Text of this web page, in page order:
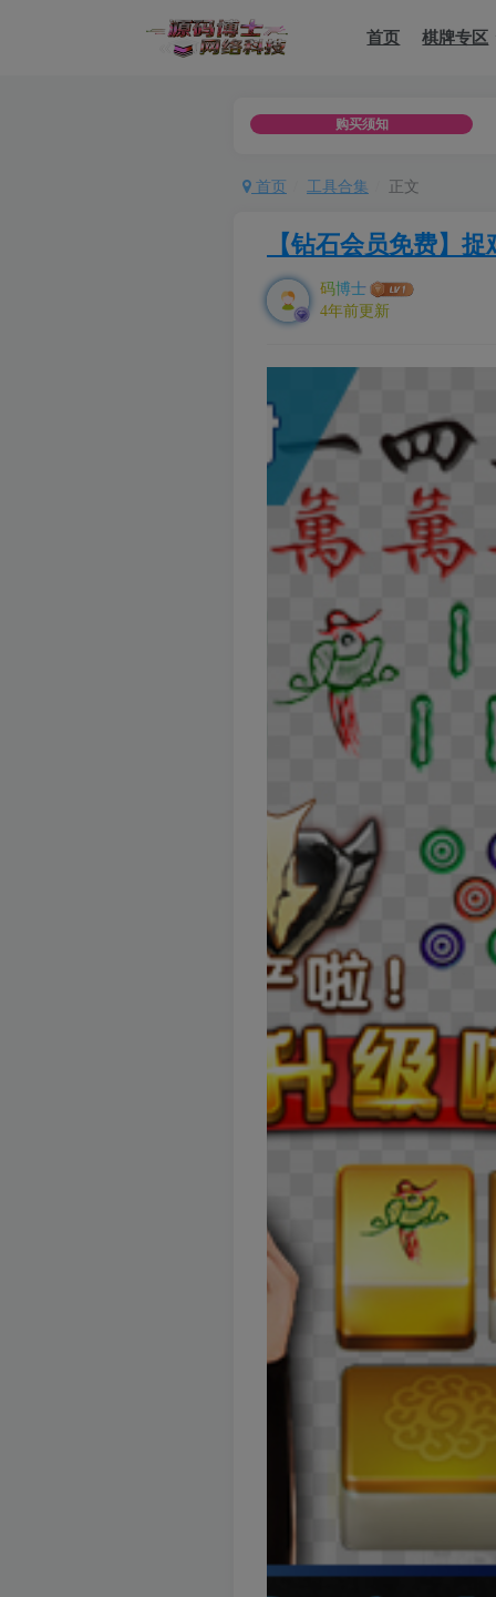
首页 棋牌专区
购买须知
商用以及分享他（她）人，如用于违法用途，或者商业用途，一
首页 工具合集 正文
【钻石会员免费】
码博士
4年前更新